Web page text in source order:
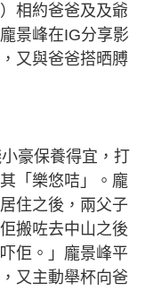
相約爸爸及及爺
景峰在IG分享影
又與爸爸搭晒膊
豪保養得宜，打
「樂悠咭」。龐
住之後，兩父子
搬咗去中山之後
佢。」龐景峰平
又主動舉杯向爸